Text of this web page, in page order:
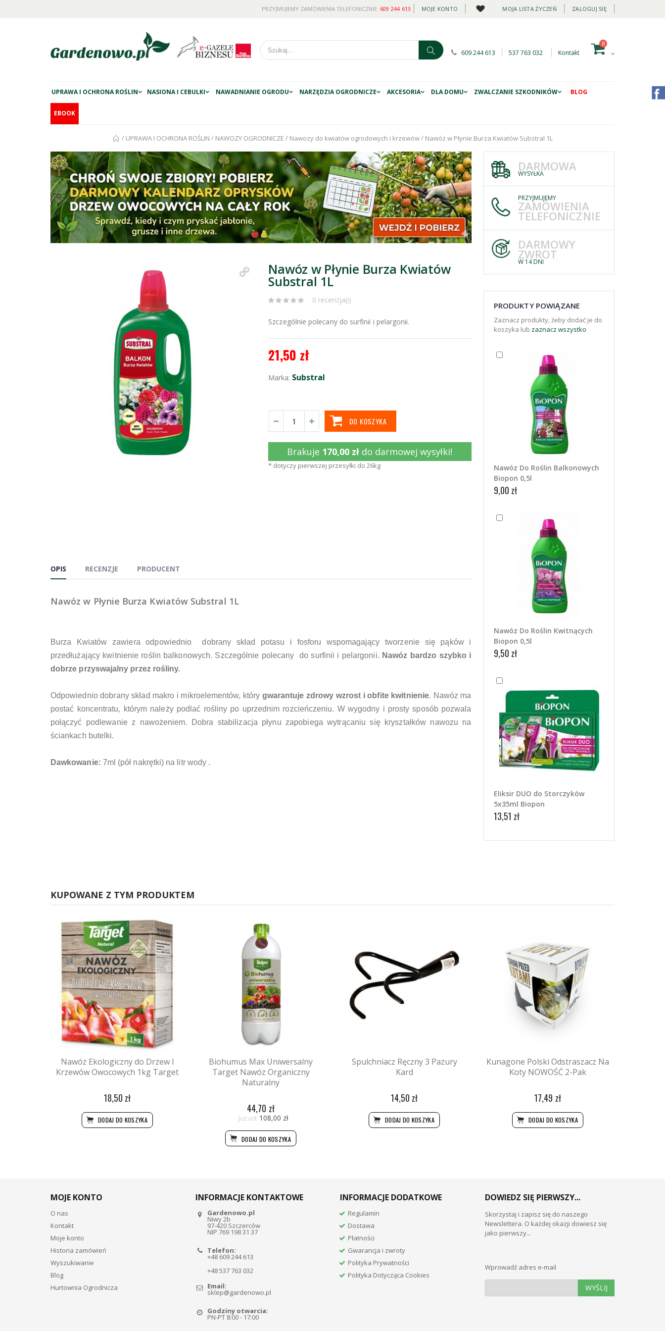
MOJE KONTO MOJA LISTA ŻYCZEŃ ZALOGUJ SIĘ
PRZYJMUJEMY ZAMÓWIENIA TELEFONICZNIE: 609 244 613
609 244 613 537 763 032 Kontakt
0
UPRAWA I OCHRONA ROŚLIN NASIONA I CEBULKI NAWADNIANIE OGRODU NARZĘDZIA OGRODNICZE AKCESORIA DLA DOMU ZWALCZANIE SZKODNIKÓW BLOG
EBOOK
/ UPRAWA I OCHRONA ROŚLIN / NAWOZY OGRODNICZE / Nawozy do kwiatów ogrodowych i krzewów/ Nawóz w Płynie Burza Kwiatów Substral 1L
Nawóz w Płynie Burza Kwiatów
Substral 1L
0 recenzja(i)
Szczególnie polecany do surfinii i pelargonii.
21,50 zł
Marka: Substral
DO KOSZYKA
Brakuje 170,00 zł do darmowej wysyłki!
* dotyczy pierwszej przesyłki do 26kg
OPIS RECENZJE PRODUCENT
Nawóz w Płynie Burza Kwiatów Substral 1L
Burza Kwiatów zawiera odpowiednio dobrany skład potasu i fosforu wspomagający tworzenie się pąków i
przedłużający kwitnienie roślin balkonowych. Szczególnie polecany do surfinii i pelargonii. Nawóz bardzo szybko i
dobrze przyswajalny przez rośliny.
Odpowiednio dobrany skład makro i mikroelementów, który gwarantuje zdrowy wzrost i obfite kwitnienie. Nawóz ma
postać koncentratu, którym należy podlać rośliny po uprzednim rozcieńczeniu. W wygodny i prosty sposób pozwala
połączyć podlewanie z nawożeniem. Dobra stabilizacja płynu zapobiega wytrącaniu się kryształków nawozu na
ściankach butelki.
Dawkowanie: 7ml (pół nakrętki) na litr wody .
DARMOWA
WYSYŁKA
PRZYJMUJEMY
ZAMÓWIENIA
TELEFONICZNIE
DARMOWY
ZWROT
W 14 DNI
PRODUKTY POWIĄZANE
Zaznacz produkty, żeby dodać je do
koszyka lub zaznacz wszystko
Nawóz Do Roślin Balkonowych
Biopon 0,5l
9,00 zł
Nawóz Do Roślin Kwitnących
Biopon 0,5l
9,50 zł
Eliksir DUO do Storczyków
5x35ml Biopon
13,51 zł
KUPOWANE Z TYM PRODUKTEM
Nawóz Ekologiczny do Drzew I
Krzewów Owocowych 1kg Target
18,50 zł
DODAJ DO KOSZYKA
Biohumus Max Uniwersalny
Target Nawóz Organiczny
Naturalny
44,70 zł
Już od: 108,00 zł
DODAJ DO KOSZYKA
Spulchniacz Ręczny 3 Pazury
Kard
14,50 zł
DODAJ DO KOSZYKA
Kunagone Polski Odstraszacz Na
Koty NOWOŚĆ 2-Pak
17,49 zł
DODAJ DO KOSZYKA
MOJE KONTO
O nas
Kontakt
Moje konto
Historia zamówień
Wyszukiwanie
Blog
Hurtownia Ogrodnicza
INFORMACJE KONTAKTOWE
Gardenowo.pl
Niwy 2b
97-420 Szczerców
NIP 769 198 31 37
Telefon:
+48 609 244 613
+48 537 763 032
Email:
sklep@gardenowo.pl
Godziny otwarcia:
PN-PT 8:00 - 17:00
INFORMACJE DODATKOWE
Regulamin
Dostawa
Płatności
Gwarancja i zwroty
Polityka Prywatności
Polityka Dotycząca Cookies
DOWIEDZ SIĘ PIERWSZY...
Skorzystaj i zapisz się do naszego
Newslettera. O każdej okazji dowiesz się
jako pierwszy...
Wprowadź adres e-mail
WYŚLIJ